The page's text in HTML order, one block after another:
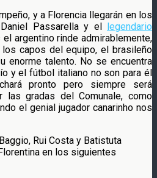
y a Florencia llegarán en los
Passarella y el legendario
el argentino rinde admirablemente,
capos del equipo, el brasileño
enorme talento. No se encuentra
y el fútbol italiano no son para él
pronto pero siempre será
las gradas del Comunale, como
el genial jugador canarinho nos
Rui Costa y Batistuta
en los siguientes